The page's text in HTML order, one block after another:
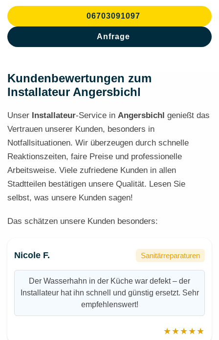
06703091097
Anfrage
Kundenbewertungen zum
Installateur Angersbichl
Unser Installateur-Service in Angersbichl genießt das
Vertrauen unserer Kunden, besonders in
Notfallsituationen. Wir überzeugen durch schnelle
Reaktionszeiten, faire Preise und professionelle
Arbeitsweise. Viele zufriedene Kunden in allen
Stadtteilen bestätigen unsere Qualität. Lesen Sie
selbst, was unsere Kunden sagen!
Das schätzen unsere Kunden besonders:
Nicole F. Sanitärreparaturen
Der Wasserhahn in der Küche war defekt – der
Installateur hat ihn schnell und günstig ersetzt. Sehr
empfehlenswert!
★★★★★